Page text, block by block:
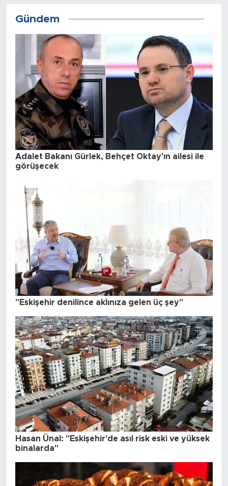
Gündem
Adalet Bakanı Gürlek, Behçet Oktay'ın ailesi ile
görüşecek
"Eskişehir denilince aklınıza gelen üç şey"
Hasan Ünal: "Eskişehir'de asıl risk eski ve yüksek
binalarda"